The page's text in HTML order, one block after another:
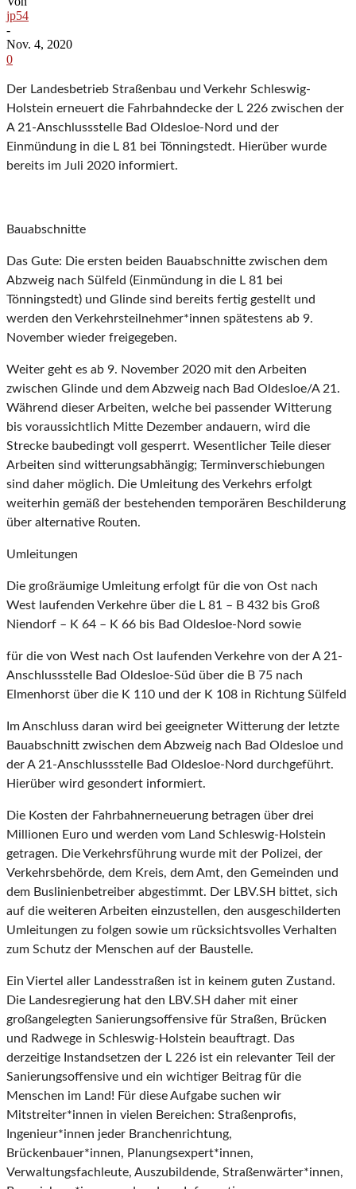
jp54
-
Nov. 4, 2020
0
Der Landesbetrieb Straßenbau und Verkehr Schleswig-
Holstein erneuert die Fahrbahndecke der L 226 zwischen der
A 21-Anschlussstelle Bad Oldesloe-Nord und der
Einmündung in die L 81 bei Tönningstedt. Hierüber wurde
bereits im Juli 2020 informiert.
Bauabschnitte
Das Gute: Die ersten beiden Bauabschnitte zwischen dem
Abzweig nach Sülfeld (Einmündung in die L 81 bei
Tönningstedt) und Glinde sind bereits fertig gestellt und
werden den Verkehrsteilnehmer*innen spätestens ab 9.
November wieder freigegeben.
Weiter geht es ab 9. November 2020 mit den Arbeiten
zwischen Glinde und dem Abzweig nach Bad Oldesloe/A 21.
Während dieser Arbeiten, welche bei passender Witterung
bis voraussichtlich Mitte Dezember andauern, wird die
Strecke baubedingt voll gesperrt. Wesentlicher Teile dieser
Arbeiten sind witterungsabhängig; Terminverschiebungen
sind daher möglich. Die Umleitung des Verkehrs erfolgt
weiterhin gemäß der bestehenden temporären Beschilderung
über alternative Routen.
Umleitungen
Die großräumige Umleitung erfolgt für die von Ost nach
West laufenden Verkehre über die L 81 – B 432 bis Groß
Niendorf – K 64 – K 66 bis Bad Oldesloe-Nord sowie
für die von West nach Ost laufenden Verkehre von der A 21-
Anschlussstelle Bad Oldesloe-Süd über die B 75 nach
Elmenhorst über die K 110 und der K 108 in Richtung Sülfeld
Im Anschluss daran wird bei geeigneter Witterung der letzte
Bauabschnitt zwischen dem Abzweig nach Bad Oldesloe und
der A 21-Anschlussstelle Bad Oldesloe-Nord durchgeführt.
Hierüber wird gesondert informiert.
Die Kosten der Fahrbahnerneuerung betragen über drei
Millionen Euro und werden vom Land Schleswig-Holstein
getragen. Die Verkehrsführung wurde mit der Polizei, der
Verkehrsbehörde, dem Kreis, dem Amt, den Gemeinden und
dem Buslinienbetreiber abgestimmt. Der LBV.SH bittet, sich
auf die weiteren Arbeiten einzustellen, den ausgeschilderten
Umleitungen zu folgen sowie um rücksichtsvolles Verhalten
zum Schutz der Menschen auf der Baustelle.
Ein Viertel aller Landesstraßen ist in keinem guten Zustand.
Die Landesregierung hat den LBV.SH daher mit einer
großangelegten Sanierungsoffensive für Straßen, Brücken
und Radwege in Schleswig-Holstein beauftragt. Das
derzeitige Instandsetzen der L 226 ist ein relevanter Teil der
Sanierungsoffensive und ein wichtiger Beitrag für die
Menschen im Land! Für diese Aufgabe suchen wir
Mitstreiter*innen in vielen Bereichen: Straßenprofis,
Ingenieur*innen jeder Branchenrichtung,
Brückenbauer*innen, Planungsexpert*innen,
Verwaltungsfachleute, Auszubildende, Straßenwärter*innen,